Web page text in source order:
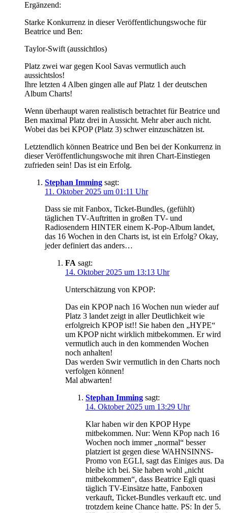
Ergänzend:
Starke Konkurrenz in dieser Veröffentlichungswoche für
Beatrice und Ben:
Taylor-Swift (aussichtlos)
Platz zwei war gegen Kool Savas vermutlich auch
aussichtslos!
Ihre letzten 4 Alben gingen alle auf Platz 1 der deutschen
Album Charts!
Wenn überhaupt waren realistisch betrachtet für Beatrice und
Ben maximal Platz drei in Aussicht. Mehr aber auch nicht.
Wobei das bei KPOP (Platz 3) schwer einzuschätzen ist.
Letztendlich können Beatrice und Ben bei der Konkurrenz in
dieser Veröffentlichungswoche mit ihren Chart-Einstiegen
zufrieden sein! Das ist ein Erfolg.
Stephan Imming sagt:
11. Oktober 2025 um 01:11 Uhr
Dass sie mit Fanbox, Ticket-Bundles, (gefühlt)
täglichen TV-Auftritten in großen TV- und
Radiosendern HINTER einem K-Pop-Album landet,
das 16 Wochen in den Charts ist, ist ein Erfolg? Okay,
jeder definiert das anders…
FA sagt:
14. Oktober 2025 um 13:13 Uhr
Unterschätzung von KPOP:
Das ein KPOP nach 16 Wochen nun wieder auf
Platz 3 landet zeigt in aller Deutlichkeit wie
erfolgreich KPOP ist!! Sie haben den „HYPE“
um KPOP nicht wirklich mitbekommen. Er wird
vermutlich auch in den kommenden Wochen
noch anhalten!
Das werden Swir vermutlich in den Charts noch
verfolgen können!
Mal abwarten!
Stephan Imming sagt:
14. Oktober 2025 um 13:29 Uhr
Klar haben wir den KPOP Hype
mitbekommen. Nur: Wenn KPop nach 16
Wochen noch immer „normal“ besser
platziert ist gegen diese WAHNSINNS-
Promo von EGLI, sagt das Einiges aus. Da
bleibe ich bei. Sie haben wohl „nicht
mitbekommen“, dass Beatrice Egli quasi
täglich TV-Einsätze hatte, Fanboxen
verkauft, Ticket-Bundles verkauft etc. und
trotzdem keine Chance hatte. PS: In der 5.